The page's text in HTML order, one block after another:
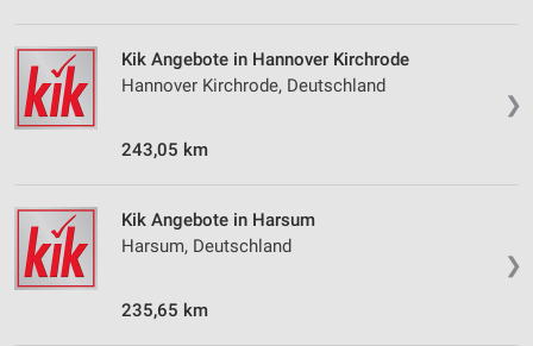
❯
Kik Angebote in Hannover Kirchrode
Hannover Kirchrode, Deutschland
243,05 km
❯
Kik Angebote in Harsum
Harsum, Deutschland
235,65 km
personalisierter Inhalte
Messung der Werbeleistung
Messung der Performance von Inhalten
Kombinationen von Daten aus verschiedenen
Quellen
Entwicklung und Verbesserung der Angebote